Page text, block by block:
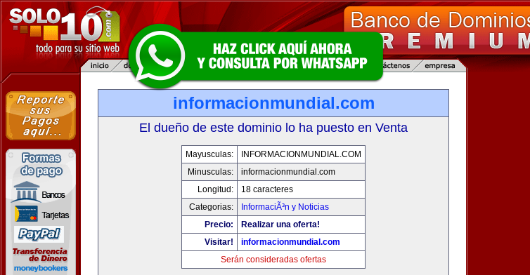
informacionmundial.com
El dueño de este dominio lo ha puesto en Venta
Mayusculas:
INFORMACIONMUNDIAL.COM
Minusculas:
informacionmundial.com
Longitud:
18 caracteres
Categorias:
InformaciÃ³n y Noticias
Precio:
Realizar una oferta!
Visitar!
informacionmundial.com
Serán consideradas ofertas